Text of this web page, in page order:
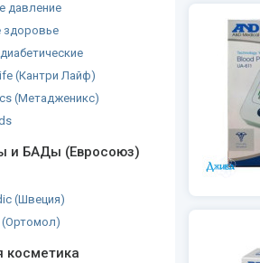
давление
(Кантри Лайф)
(Метадженикс)
и БАДы (Евросоюз)
(Швеция)
(Ортомол)
косметика